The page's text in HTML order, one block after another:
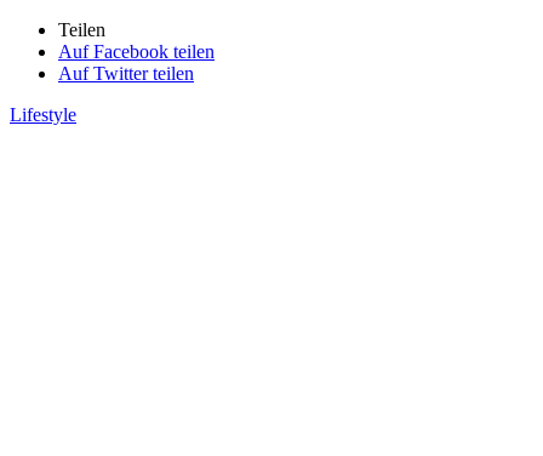
Teilen
Auf Facebook teilen
Auf Twitter teilen
Lifestyle